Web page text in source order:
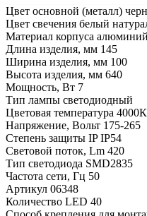
Цвет основной (металл)
Цвет свечения белый
Материал корпуса алюминий
Длина изделия, мм 145
Ширина изделия, мм 100
Высота изделия, мм 640
Мощность, Вт 7
Тип лампы светодиодный
Цветовая температура 4000К
Напряжение, Вольт 175-265
Степень защиты IP IP54
Световой поток, Lm 420
Тип светодиода SMD2835
Частота сети, Гц 50
Артикул 06348
Количество LED 40